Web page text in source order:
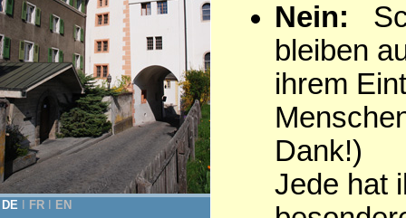
DE FR EN
Nein:
bleiben
ihrem
Dank!)
Jede hat